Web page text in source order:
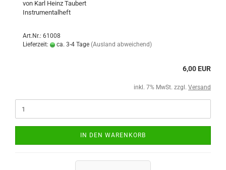
von Karl Heinz Taubert
Instrumentalheft
Art.Nr.: 61008
Lieferzeit:
ca. 3-4 Tage (Ausland abweichend)
6,00 EUR
inkl. 7% MwSt. zzgl. Versand
IN DEN WARENKORB